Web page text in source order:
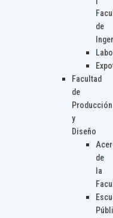
de
Facultad
de
Producción
y
Diseño
de
la